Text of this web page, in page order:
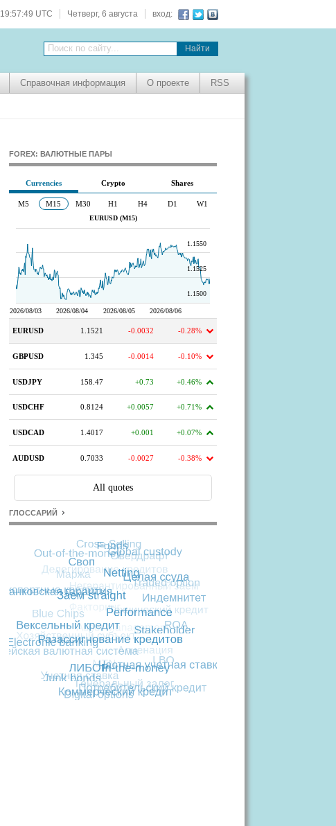
19:57:49 UTC Четверг, 6 августа вход:
Поиск по сайту...
Справочная информация О проекте RSS
FOREX: ВАЛЮТНЫЕ ПАРЫ
ГЛОССАРИЙ